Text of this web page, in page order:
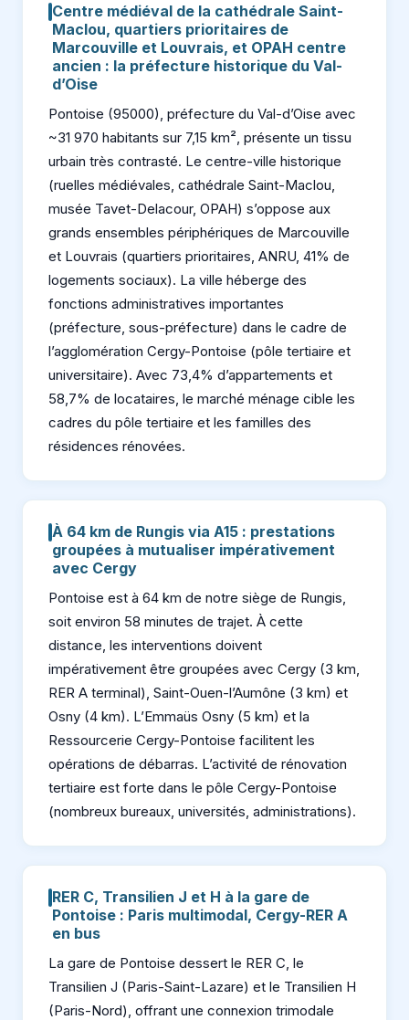
Centre médiéval de la cathédrale Saint-
Maclou, quartiers prioritaires de
Marcouville et Louvrais, et OPAH centre
ancien : la préfecture historique du Val-
d’Oise
Pontoise (95000), préfecture du Val-d’Oise avec
~31 970 habitants sur 7,15 km², présente un tissu
urbain très contrasté. Le centre-ville historique
(ruelles médiévales, cathédrale Saint-Maclou,
musée Tavet-Delacour, OPAH) s’oppose aux
grands ensembles périphériques de Marcouville
et Louvrais (quartiers prioritaires, ANRU, 41% de
logements sociaux). La ville héberge des
fonctions administratives importantes
(préfecture, sous-préfecture) dans le cadre de
l’agglomération Cergy-Pontoise (pôle tertiaire et
universitaire). Avec 73,4% d’appartements et
58,7% de locataires, le marché ménage cible les
cadres du pôle tertiaire et les familles des
résidences rénovées.
À 64 km de Rungis via A15 : prestations
groupées à mutualiser impérativement
avec Cergy
Pontoise est à 64 km de notre siège de Rungis,
soit environ 58 minutes de trajet. À cette
distance, les interventions doivent
impérativement être groupées avec Cergy (3 km,
RER A terminal), Saint-Ouen-l’Aumône (3 km) et
Osny (4 km). L’Emmaüs Osny (5 km) et la
Ressourcerie Cergy-Pontoise facilitent les
opérations de débarras. L’activité de rénovation
tertiaire est forte dans le pôle Cergy-Pontoise
(nombreux bureaux, universités, administrations).
RER C, Transilien J et H à la gare de
Pontoise : Paris multimodal, Cergy-RER A
en bus
La gare de Pontoise dessert le RER C, le
Transilien J (Paris-Saint-Lazare) et le Transilien H
(Paris-Nord), offrant une connexion trimodale